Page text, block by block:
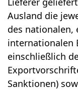
Ausland die
des nationalen,
internationalen
einschließlich
Sanktionen)